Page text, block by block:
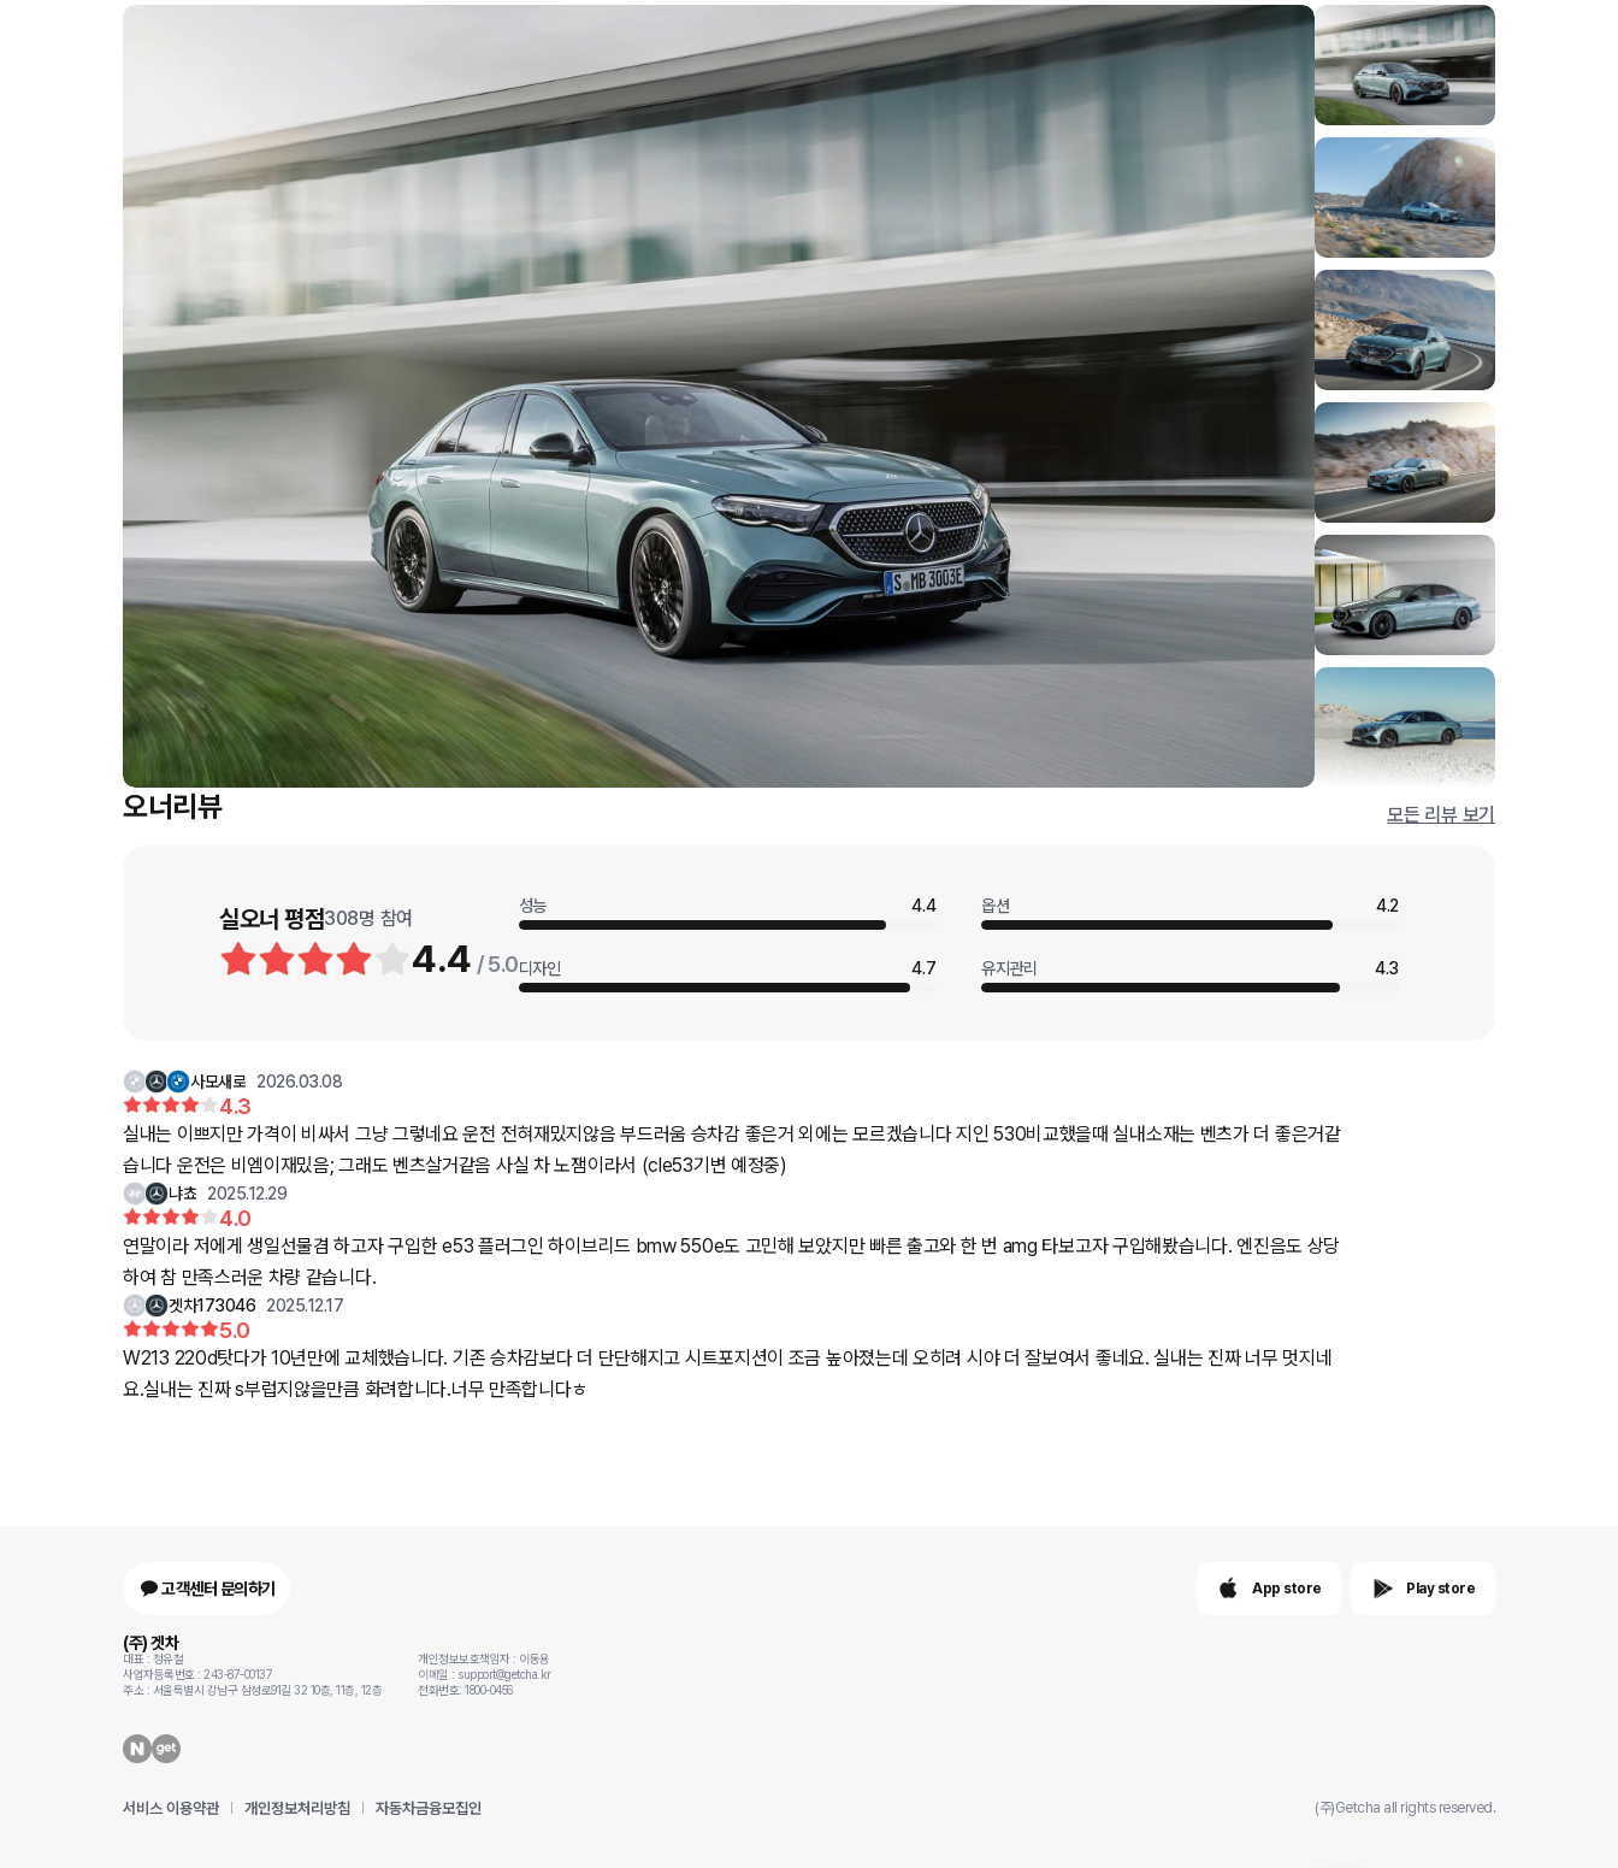
오너리뷰 모든 리뷰 보기
실오너 평점308명 참여
4.4 / 5.0
성능 4.4 옵션 4.2
디자인 4.7 유지관리 4.3
사모새로 2026.03.08
4.3
실내는 이쁘지만 가격이 비싸서 그냥 그렇네요 운전 전혀재밌지않음 부드러움 승차감 좋은거 외에는 모르겠습니다 지인 530비교했을때 실내소재는 벤츠가 더 좋은거같
습니다 운전은 비엠이재밌음; 그래도 벤츠살거같음 사실 차 노잼이라서 (cle53기변 예정중)
냐쵸 2025.12.29
4.0
연말이라 저에게 생일선물겸 하고자 구입한 e53 플러그인 하이브리드 bmw 550e도 고민해 보았지만 빠른 출고와 한 번 amg 타보고자 구입해봤습니다. 엔진음도 상당
하여 참 만족스러운 차량 같습니다.
겟차173046 2025.12.17
5.0
W213 220d탓다가 10년만에 교체했습니다. 기존 승차감보다 더 단단해지고 시트포지션이 조금 높아졌는데 오히려 시야 더 잘보여서 좋네요. 실내는 진짜 너무 멋지네
요.실내는 진짜 s부럽지않을만큼 화려합니다.너무 만족합니다ㅎ
고객센터 문의하기 App store Play store
(주) 겟차
대표 : 정유철
사업자등록번호 : 243-87-00137
주소 : 서울특별시 강남구 삼성로91길 32 10층, 11층, 12층
개인정보보호책임자 : 이동용
이메일 : support@getcha.kr
전화번호: 1800-0456
서비스 이용약관 개인정보처리방침 자동차금융모집인 (주)Getcha all rights reserved.